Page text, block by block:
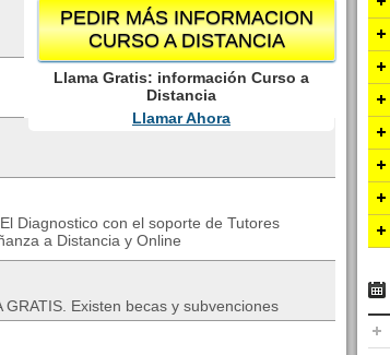
PEDIR MÁS INFORMACION
CURSO A DISTANCIA
Llama Gratis: información Curso a
Distancia
Llamar Ahora
Diagnostico con el soporte de Tutores
a Distancia y Online
Existen becas y subvenciones